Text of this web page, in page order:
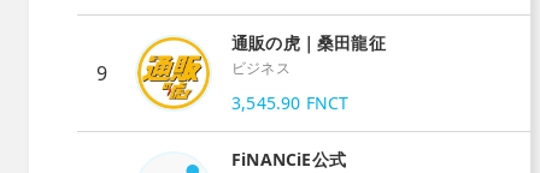
9
通販の虎｜桑田龍征
ビジネス
3,545.90 FNCT
FiNANCiE公式